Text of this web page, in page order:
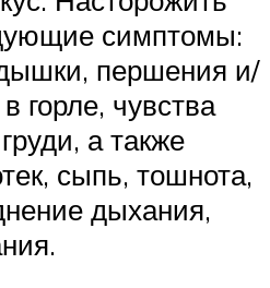
симптомы:
першения и/
горле, чувства
а также
сыпь, тошнота,
дыхания,